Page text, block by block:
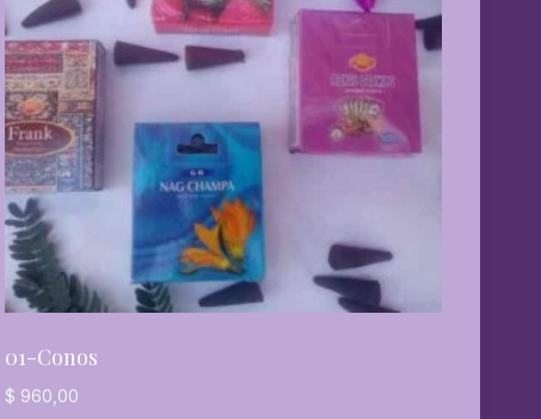
01-Conos
$ 960,00